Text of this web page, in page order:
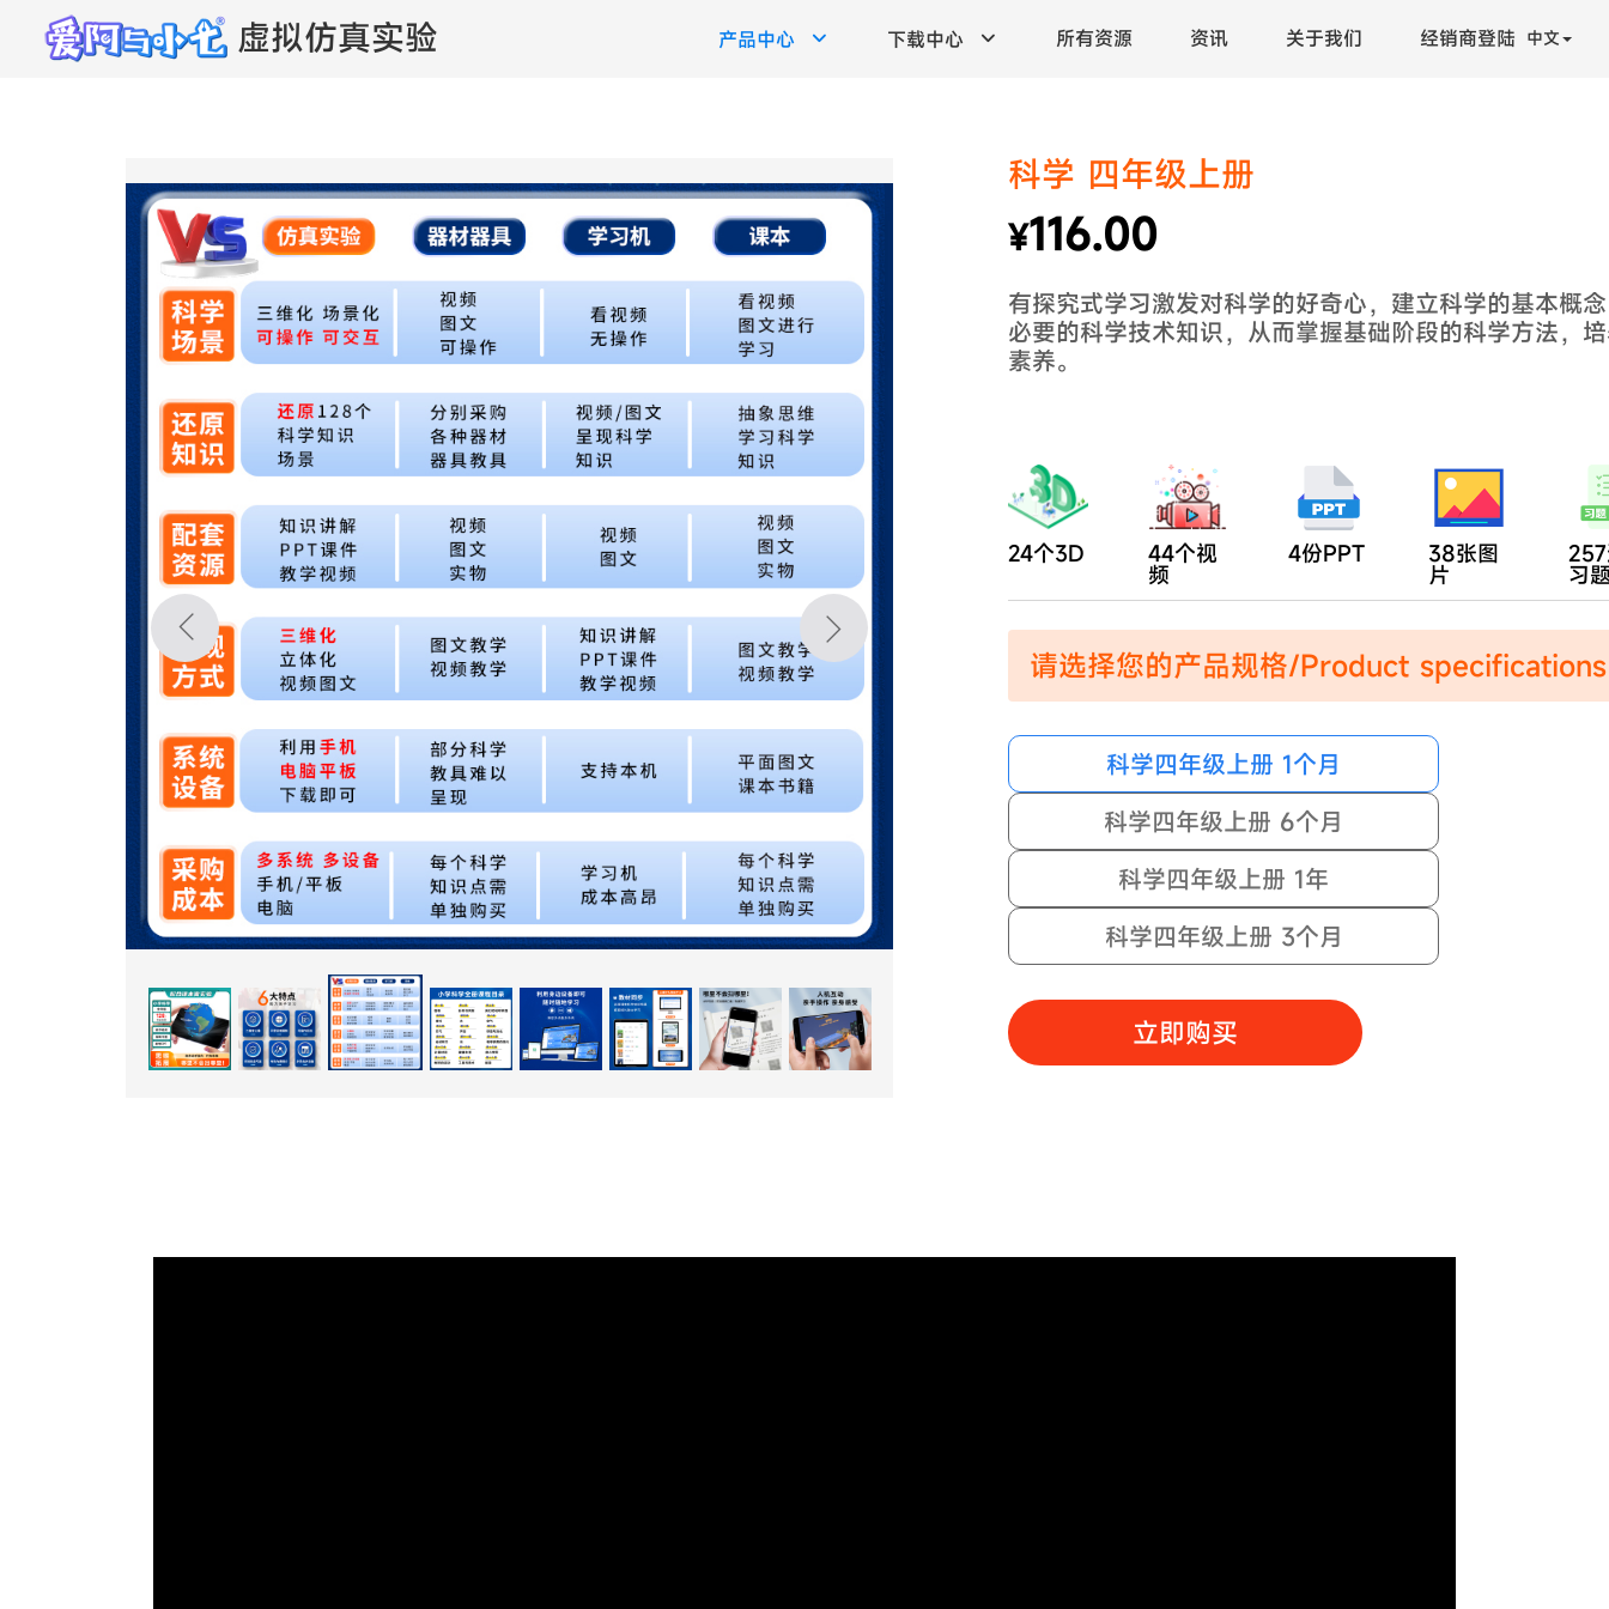
虚拟仿真实验 中文
产品中心 下载中心 所有资源 资讯 关于我们 经销商登陆
科学 四年级上册
¥116.00
有探究式学习激发对科学的好奇心，建立科学的基本概
必要的科学技术知识，从而掌握基础阶段的科学方法，
素养。
24个3D 44个视
频
4份PPT 38张图
片 习
请选择您的产品规格/Product specifications
科学四年级上册 1个月
科学四年级上册 6个月
科学四年级上册 1年
科学四年级上册 3个月
立即购买